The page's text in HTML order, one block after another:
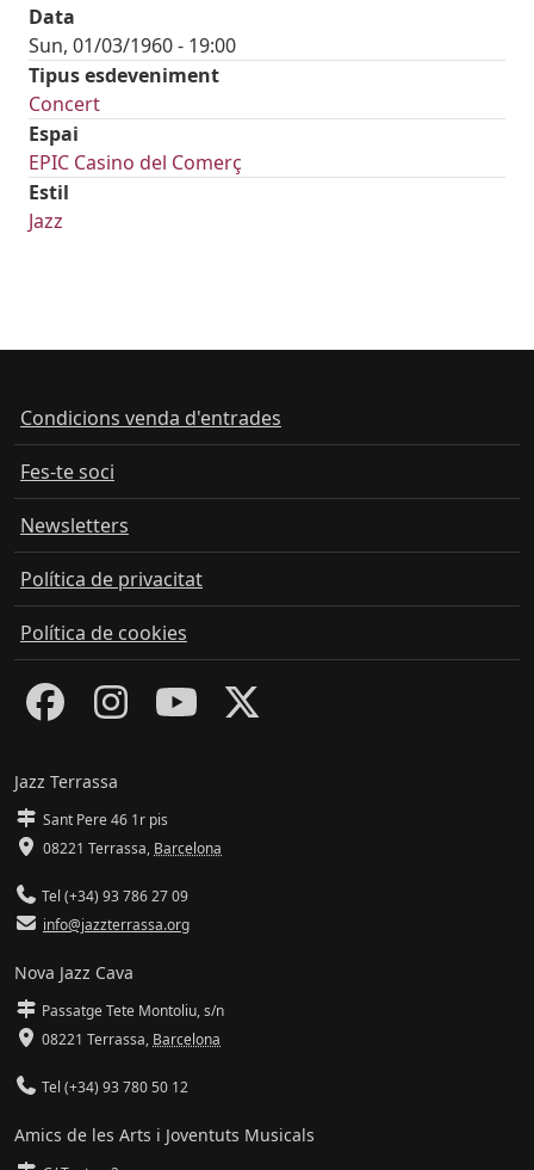
Data
Sun, 01/03/1960 - 19:00
Tipus esdeveniment
Concert
Espai
EPIC Casino del Comerç
Estil
Jazz
Condicions venda d'entrades
Fes-te soci
Newsletters
Política de privacitat
Política de cookies
Jazz Terrassa
Sant Pere 46 1r pis
08221 Terrassa, Barcelona
Tel (+34) 93 786 27 09
info@jazzterrassa.org
Nova Jazz Cava
Passatge Tete Montoliu, s/n
08221 Terrassa, Barcelona
Tel (+34) 93 780 50 12
Amics de les Arts i Joventuts Musicals